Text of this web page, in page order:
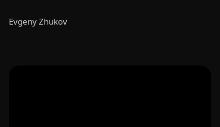
Evgeny Zhukov